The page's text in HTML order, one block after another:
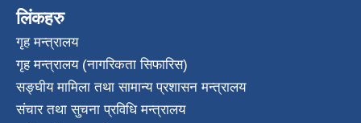
लिंकहरु
गृह मन्त्रालय
गृह मन्त्रालय (नागरिकता सिफारिस)
सङ्घीय मामिला तथा सामान्य प्रशासन मन्त्रालय
संचार तथा सुचना प्रविधि मन्त्रालय